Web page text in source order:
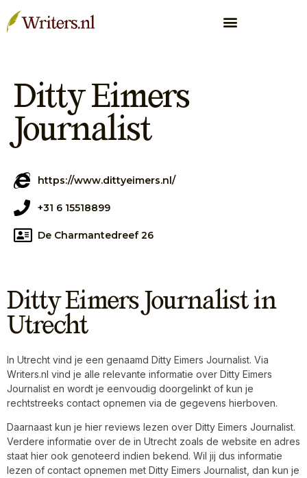
Ditty Eimers
Journalist
https://www.dittyeimers.nl/
+31 6 15518899
De Charmantedreef 26
Ditty Eimers Journalist in
Utrecht
In Utrecht vind je een genaamd Ditty Eimers Journalist. Via
Writers.nl vind je alle relevante informatie over Ditty Eimers
Journalist en wordt je eenvoudig doorgelinkt of kun je
rechtstreeks contact opnemen via de gegevens hierboven.
Daarnaast kun je hier reviews lezen over Ditty Eimers Journalist.
Verdere informatie over de in Utrecht zoals de website en adres
staat hier ook genoteerd indien bekend. Wil jij dus informatie
lezen of contact opnemen met Ditty Eimers Journalist, dan kun je